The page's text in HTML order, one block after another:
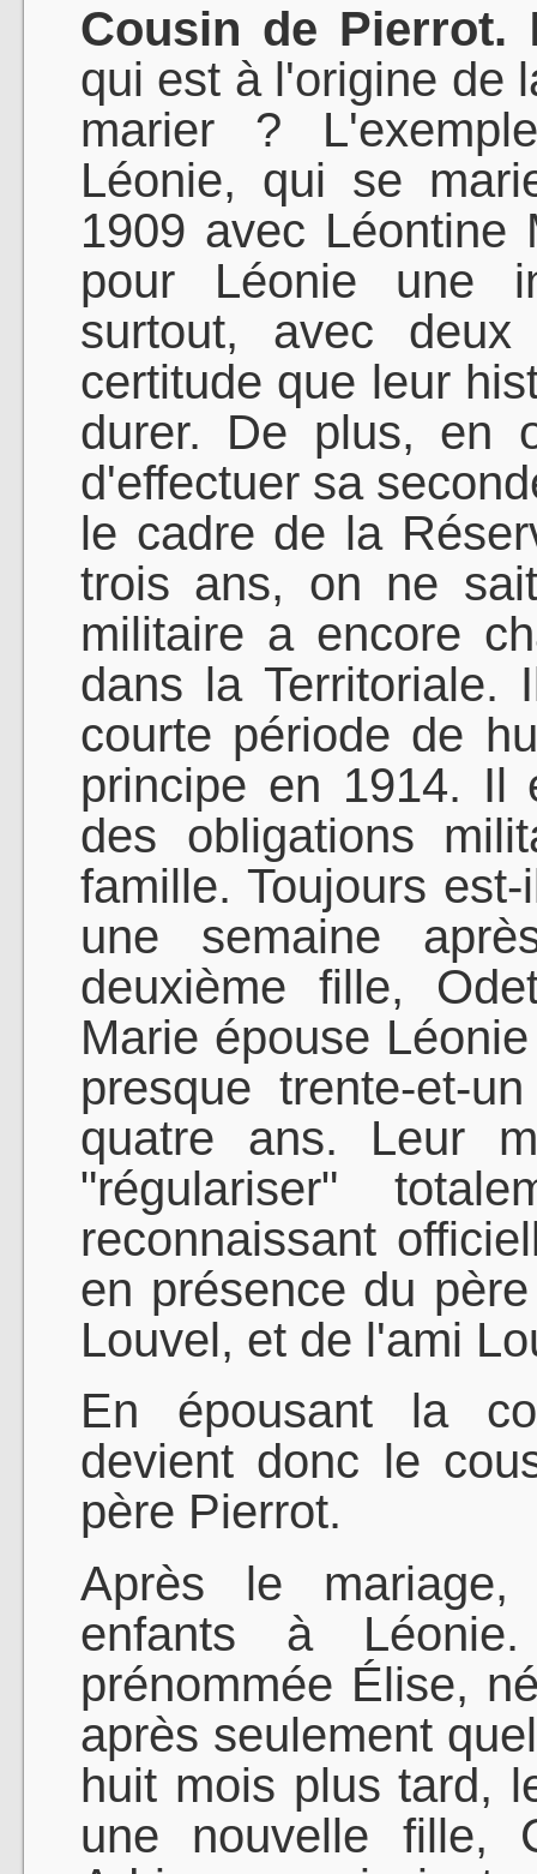
Cousin de Pierrot.
qui est à l'origine de
marier ?
Léonie, qui se
1909 avec Léontine
pour Léonie une
surtout, avec
certitude que leur
durer. De plus, en
d'effectuer sa
le cadre de la
trois ans, on ne
militaire a encore
dans la Territoriale.
courte période de
principe en 1914. Il
des obligations
famille. Toujours
une semaine
deuxième fille,
Marie épouse
presque trente-et-
quatre ans. Leur
"régulariser"
reconnaissant
en présence du
Louvel, et de l'ami
En épousant la
devient donc le
père Pierrot.
Après le
enfants à
prénommée Élise,
après seulement
huit mois plus tard,
une nouvelle fille,